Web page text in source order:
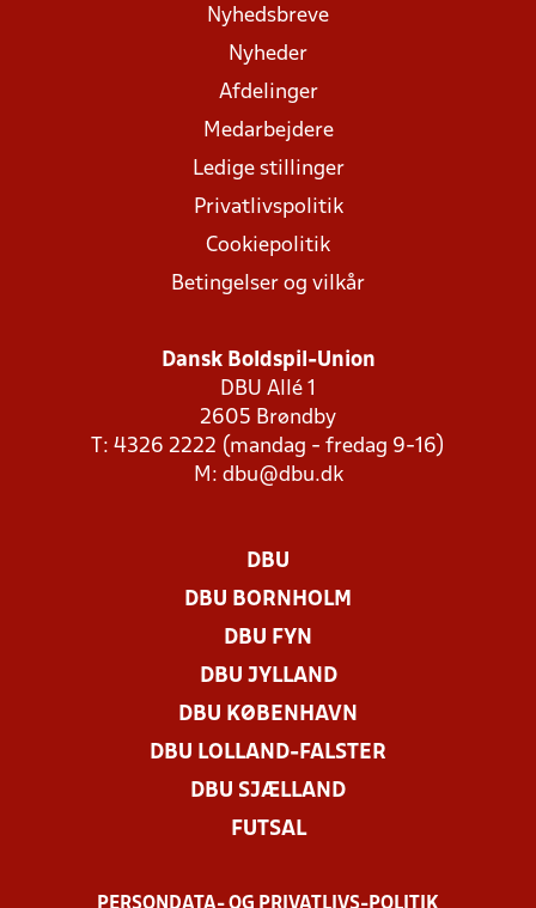
Nyhedsbreve
Nyheder
Afdelinger
Medarbejdere
Ledige stillinger
Privatlivspolitik
Cookiepolitik
Betingelser og vilkår
Dansk Boldspil-Union
DBU Allé 1
2605 Brøndby
T: 4326 2222 (mandag - fredag 9-16)
M: dbu@dbu.dk
DBU
DBU BORNHOLM
DBU FYN
DBU JYLLAND
DBU KØBENHAVN
DBU LOLLAND-FALSTER
DBU SJÆLLAND
FUTSAL